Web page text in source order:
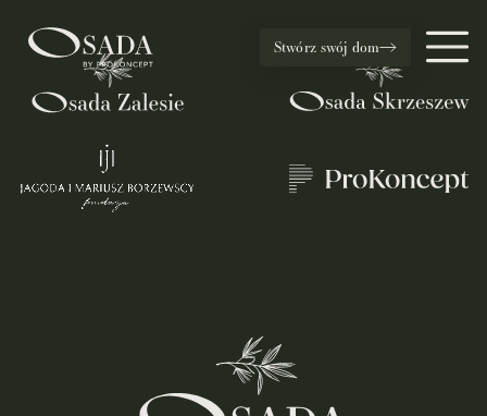
Stwórz swój dom